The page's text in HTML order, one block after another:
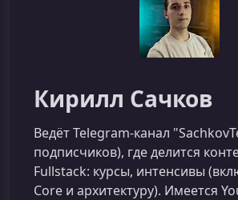
Кирилл Сачков
Ведёт Telegram-канал
подписчиков), где делится
Fullstack: курсы, интенсивы
Core и архитектуру). Имеется